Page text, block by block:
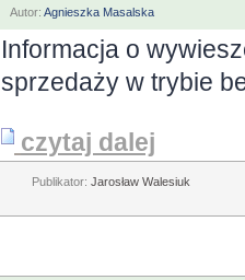
Autor: Agnieszka Masalska
Informacja o
sprzedaży w trybie
czytaj dalej
Publikator: Jarosław Walesiuk